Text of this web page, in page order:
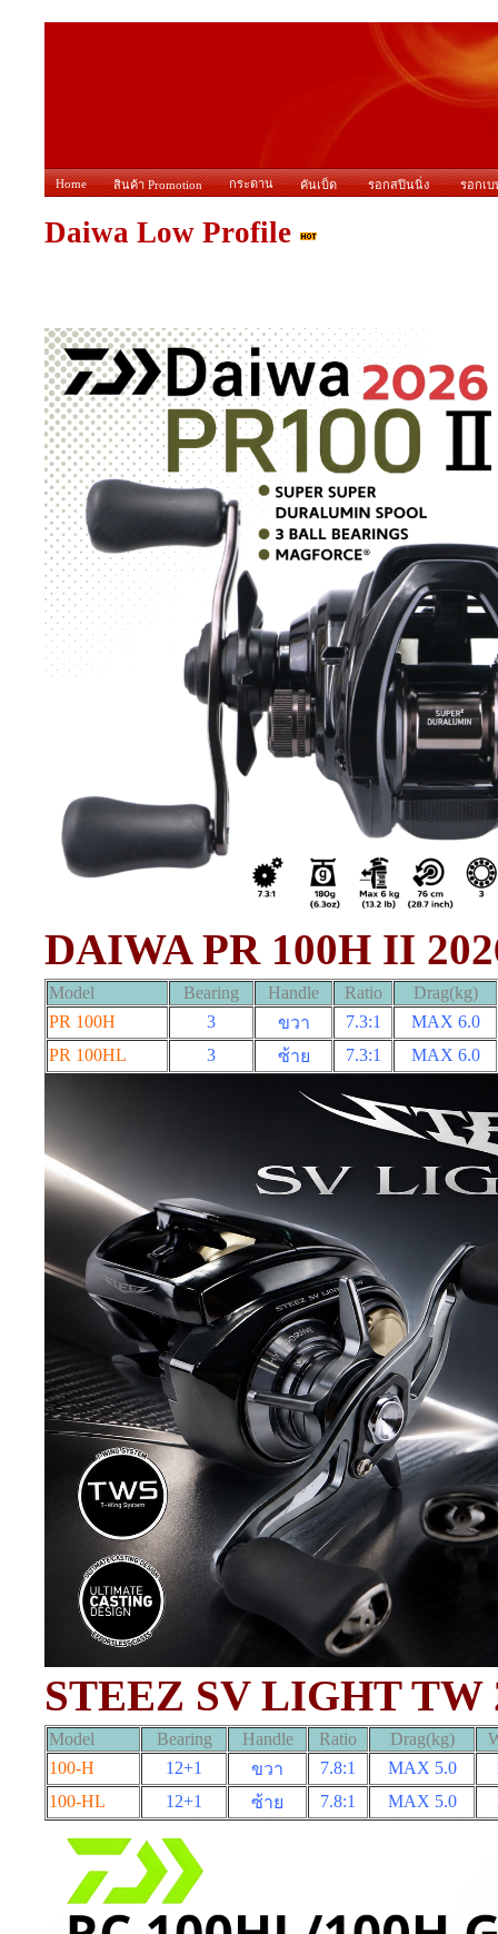
Home สินค้า Promotion กระดาน คันเบ็ด รอกสปินนิ่ง รอกเบ
Daiwa Low Profile
DAIWA PR 100H II
Model Bearing Handle Ratio
Drag(kg)
PR 100H
3 ขวา 7.3:1 MAX 6.0
PR 100HL
3 ซ้าย 7.3:1 MAX 6.0
STEEZ SV LIGHT TW
Model Bearing Handle Ratio Drag(kg)
100-H
12+1 ขวา 7.8:1 MAX 5.0
100-HL
12+1 ซ้าย 7.8:1 MAX 5.0